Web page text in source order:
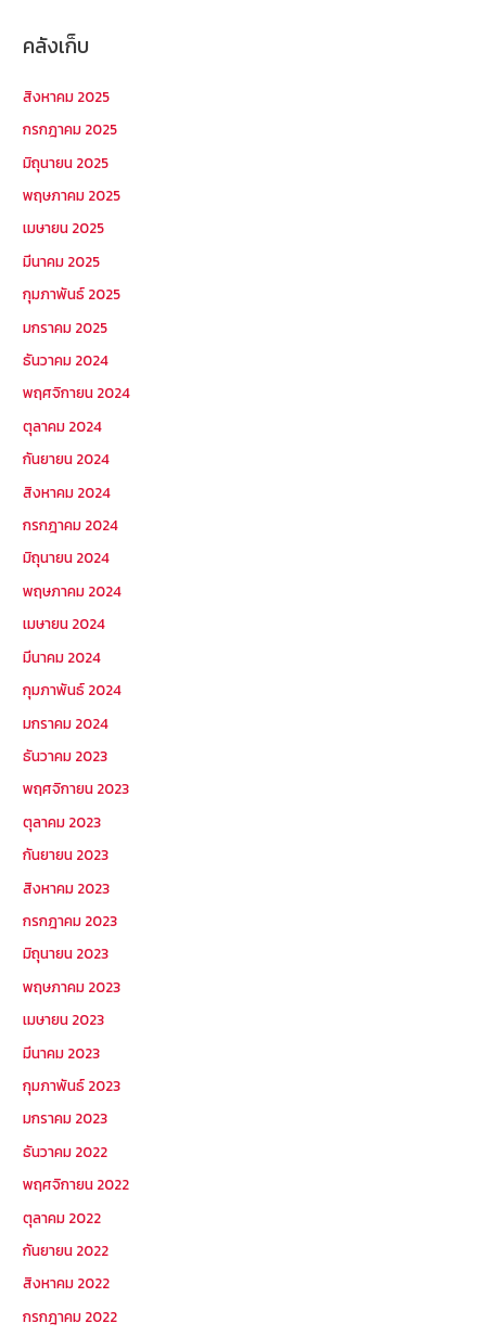
คลังเก็บ
สิงหาคม 2025
กรกฎาคม 2025
มิถุนายน 2025
พฤษภาคม 2025
เมษายน 2025
มีนาคม 2025
กุมภาพันธ์ 2025
มกราคม 2025
ธันวาคม 2024
พฤศจิกายน 2024
ตุลาคม 2024
กันยายน 2024
สิงหาคม 2024
กรกฎาคม 2024
มิถุนายน 2024
พฤษภาคม 2024
เมษายน 2024
มีนาคม 2024
กุมภาพันธ์ 2024
มกราคม 2024
ธันวาคม 2023
พฤศจิกายน 2023
ตุลาคม 2023
กันยายน 2023
สิงหาคม 2023
กรกฎาคม 2023
มิถุนายน 2023
พฤษภาคม 2023
เมษายน 2023
มีนาคม 2023
กุมภาพันธ์ 2023
มกราคม 2023
ธันวาคม 2022
พฤศจิกายน 2022
ตุลาคม 2022
กันยายน 2022
สิงหาคม 2022
กรกฎาคม 2022